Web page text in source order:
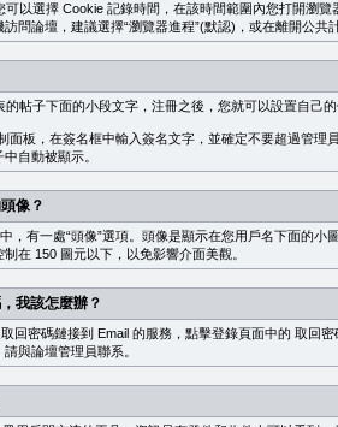
以選擇 Cookie 記錄時間，在該時間範圍內您打開瀏
問論壇，建議選擇“瀏覽器進程”(默認)，或在離開公共
帖子下面的小段文字，注冊之後，您就可以設置自己
面板，在簽名框中輸入簽名文字，並確定不要超過管
自動被顯示。
像？
中，有一處“頭像”選項。頭像是顯示在您用戶名下面的
在 150 圖元以下，以免影響介面美觀。
我該怎麼辦？
回密碼鏈接到 Email 的服務，點擊登錄頁面中的 取回密
與論壇管理員聯系。